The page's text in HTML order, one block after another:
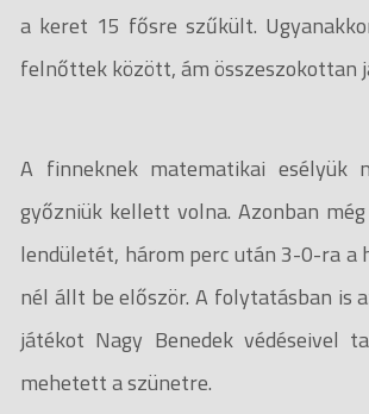
a keret 15 fősre szűkült.
felnőttek között, ám
A finneknek matematikai esélyük
győzniük kellett volna. Azonban
lendületét, három perc után 3-0-ra
nél állt be először. A folytatásban is
játékot Nagy Benedek védéseivel
mehetett a szünetre.